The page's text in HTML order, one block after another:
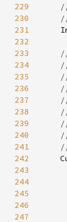
229
230
231
232
233
234
235
236
237
238
239
240
241
242
243
244
245
246
247